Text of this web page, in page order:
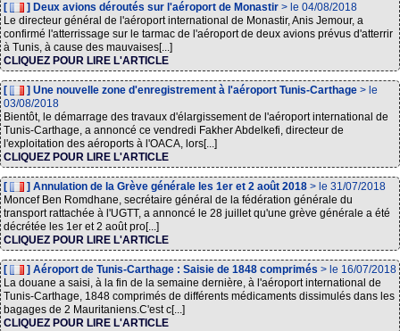
[ ] Deux avions déroutés sur l'aéroport de Monastir > le 04/08/2018
Le directeur général de l'aéroport international de Monastir, Anis Jemour, a
confirmé l'atterrissage sur le tarmac de l'aéroport de deux avions prévus d'atterrir
à Tunis, à cause des mauvaises[...]
CLIQUEZ POUR LIRE L'ARTICLE
[ ] Une nouvelle zone d'enregistrement à l'aéroport Tunis-Carthage > le
03/08/2018
Bientôt, le démarrage des travaux d'élargissement de l'aéroport international de
Tunis-Carthage, a annoncé ce vendredi Fakher Abdelkefi, directeur de
l'exploitation des aéroports à l'OACA, lors[...]
CLIQUEZ POUR LIRE L'ARTICLE
[ ] Annulation de la Grève générale les 1er et 2 août 2018 > le 31/07/2018
Moncef Ben Romdhane, secrétaire général de la fédération générale du
transport rattachée à l'UGTT, a annoncé le 28 juillet qu'une grève générale a été
décrétée les 1er et 2 août pro[...]
CLIQUEZ POUR LIRE L'ARTICLE
[ ] Aéroport de Tunis-Carthage : Saisie de 1848 comprimés > le 16/07/2018
La douane a saisi, à la fin de la semaine dernière, à l'aéroport international de
Tunis-Carthage, 1848 comprimés de différents médicaments dissimulés dans les
bagages de 2 Mauritaniens.C'est c[...]
CLIQUEZ POUR LIRE L'ARTICLE